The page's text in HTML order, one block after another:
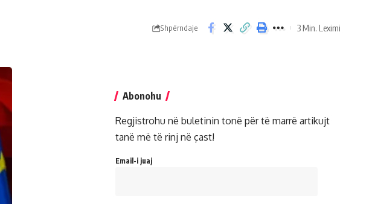
Shpërndaje 3 Min. Leximi
Abonohu
Regjistrohu në buletinin tonë për të marrë artikujt
tanë më të rinj në çast!
Email-i juaj